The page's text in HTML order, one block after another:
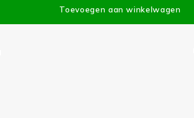
Toevoegen aan winkelwagen